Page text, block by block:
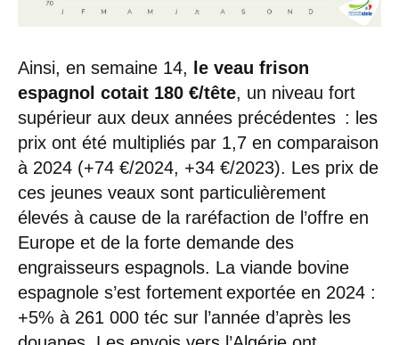
Ainsi, en semaine 14,
le veau frison
espagnol cotait 180 €/tête, un niveau fort
supérieur aux deux années précédentes : les
prix ont été multipliés par 1,7 en comparaison
à 2024 (+74 €/2024, +34 €/2023). Les prix de
ces jeunes veaux sont particulièrement
élevés à cause de la raréfaction de l’offre en
Europe et de la forte demande des
engraisseurs espagnols. La viande bovine
espagnole s’est fortement exportée en 2024 :
+5% à 261 000 téc sur l’année d’après les